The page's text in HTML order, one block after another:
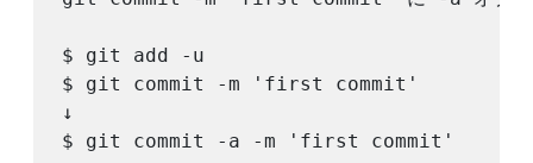
$ git add -u
$ git commit -m 'first commit'
↓